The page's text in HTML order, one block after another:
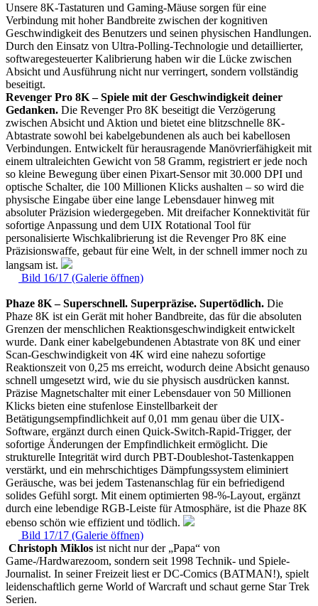
Unsere 8K-Tastaturen und Gaming-Mäuse sorgen für eine
Verbindung mit hoher Bandbreite zwischen der kognitiven
Geschwindigkeit des Benutzers und seinen physischen Handlungen.
Durch den Einsatz von Ultra-Polling-Technologie und detaillierter,
softwaregesteuerter Kalibrierung haben wir die Lücke zwischen
Absicht und Ausführung nicht nur verringert, sondern vollständig
beseitigt.
Revenger Pro 8K – Spiele mit der Geschwindigkeit deiner
Gedanken. Die Revenger Pro 8K beseitigt die Verzögerung
zwischen Absicht und Aktion und bietet eine blitzschnelle 8K-
Abtastrate sowohl bei kabelgebundenen als auch bei kabellosen
Verbindungen. Entwickelt für herausragende Manövrierfähigkeit mit
einem ultraleichten Gewicht von 58 Gramm, registriert er jede noch
so kleine Bewegung über einen Pixart-Sensor mit 30.000 DPI und
optische Schalter, die 100 Millionen Klicks aushalten – so wird die
physische Eingabe über eine lange Lebensdauer hinweg mit
absoluter Präzision wiedergegeben. Mit dreifacher Konnektivität für
sofortige Anpassung und dem UIX Rotational Tool für
personalisierte Wischkalibrierung ist die Revenger Pro 8K eine
Präzisionswaffe, gebaut für eine Welt, in der schnell immer noch zu
langsam ist.
Bild 16/17 (Galerie öffnen)
Phaze 8K – Superschnell. Superpräzise. Supertödlich. Die
Phaze 8K ist ein Gerät mit hoher Bandbreite, das für die absoluten
Grenzen der menschlichen Reaktionsgeschwindigkeit entwickelt
wurde. Dank einer kabelgebundenen Abtastrate von 8K und einer
Scan-Geschwindigkeit von 4K wird eine nahezu sofortige
Reaktionszeit von 0,25 ms erreicht, wodurch deine Absicht genauso
schnell umgesetzt wird, wie du sie physisch ausdrücken kannst.
Präzise Magnetschalter mit einer Lebensdauer von 50 Millionen
Klicks bieten eine stufenlose Einstellbarkeit der
Betätigungsempfindlichkeit auf 0,01 mm genau über die UIX-
Software, ergänzt durch einen Quick-Switch-Rapid-Trigger, der
sofortige Änderungen der Empfindlichkeit ermöglicht. Die
strukturelle Integrität wird durch PBT-Doubleshot-Tastenkappen
verstärkt, und ein mehrschichtiges Dämpfungssystem eliminiert
Geräusche, was bei jedem Tastenanschlag für ein befriedigend
solides Gefühl sorgt. Mit einem optimierten 98-%-Layout, ergänzt
durch eine lebendige RGB-Leiste für Atmosphäre, ist die Phaze 8K
ebenso schön wie effizient und tödlich.
Bild 17/17 (Galerie öffnen)
Christoph Miklos ist nicht nur der „Papa“ von
Game-/Hardwarezoom, sondern seit 1998 Technik- und Spiele-
Journalist. In seiner Freizeit liest er DC-Comics (BATMAN!), spielt
leidenschaftlich gerne World of Warcraft und schaut gerne Star Trek
Serien.